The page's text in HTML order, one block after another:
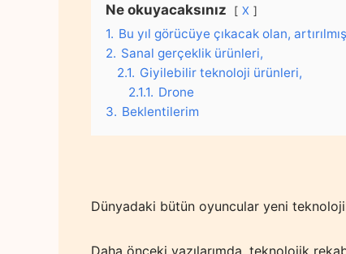
Ne okuyacaksınız X
1. Bu yıl görücüye çıkacak olan,
2. Sanal gerçeklik ürünleri,
2.1. Giyilebilir teknoloji ürünleri,
2.1.1. Drone
3. Beklentilerim
Dünyadaki bütün oyuncular yeni
Daha önceki yazılarımda, teknolojik